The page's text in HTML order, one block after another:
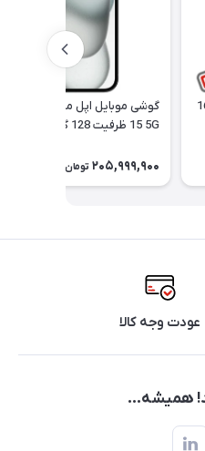
آیفون 16
ریجسترشده
205,999,900 تومان
عودت وجه کالا
همیشه...